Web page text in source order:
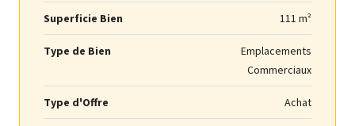
Superficie Bien 111 m²
Type de Bien
Emplacements
Commerciaux
Type d'Offre Achat